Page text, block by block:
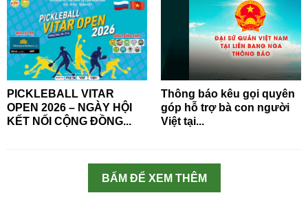
PICKLEBALL VITAR
OPEN 2026 – NGÀY HỘI
KẾT NỐI CỘNG ĐỒNG...
Thông báo kêu gọi quyên
góp hỗ trợ bà con người
Việt tại...
BẤM ĐỂ XEM THÊM